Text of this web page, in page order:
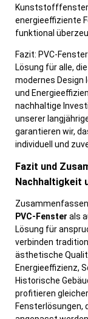
energieeffiziente
funktional
Fazit: PVC-
Lösung für alle,
modernes Design
und
nachhaltige
unserer
garantieren wir,
individuell und
Fazit und
Nachhaltigkeit
PVC-Fenster als
Lösung für
verbinden
ästhetische
Energieeffizienz,
Historische
profitieren
Fensterlösungen,